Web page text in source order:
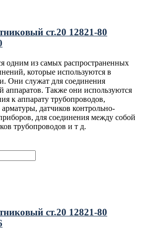
ст.20 12821-80
одним из самых распространенных
которые используются в
Они служат для соединения
аппаратов. Также они используются
к аппарату трубопроводов,
датчиков контрольно-
для соединения между собой
трубопроводов и т д.
ст.20 12821-80